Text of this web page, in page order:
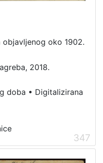
oko 1902.
2018.
doba • Digitalizirana
347